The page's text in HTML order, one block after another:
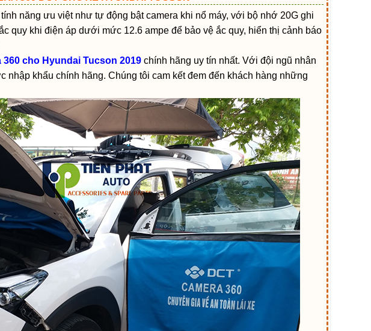
năng ưu việt như tự động bật camera khi nổ máy, với bộ nhớ 20G ghi
quy khi điện áp dưới mức 12.6 ampe để bảo vệ ắc quy, hiển thị cảnh báo
360 cho Hyundai Tucson 2019 chính hãng uy tín nhất. Với đội ngũ nhân
nhập khẩu chính hãng. Chúng tôi cam kết đem đến khách hàng những